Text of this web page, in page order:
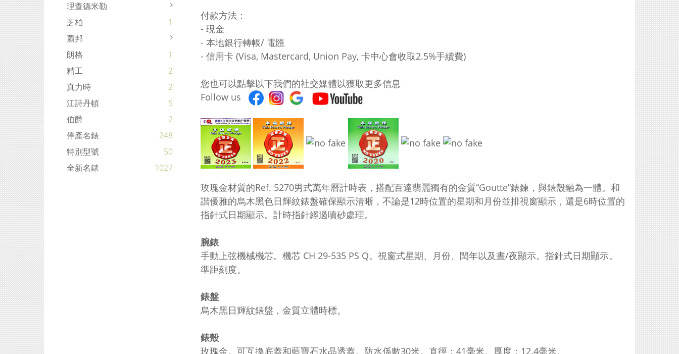
理查德米勒
芝柏
1
蕭邦
朗格
1
精工
2
真力時
2
江詩丹頓
5
伯爵
2
停產名錶
248
特別型號
50
全新名錶
1027
付款方法：
- 現金
- 本地銀行轉帳/ 電匯
- 信用卡 (Visa, Mastercard, Union Pay, 卡中心會收取2.5%手續費)
您也可以點擊以下我們的社交媒體以獲取更多信息
Follow us
玫瑰金材質的Ref. 5270男式萬年曆計時表，搭配百達翡麗獨有的金質“Goutte”錶鍊，與錶殼融為一體。和
諧優雅的烏木黑色日輝紋錶盤確保顯示清晰，不論是12時位置的星期和月份並排視窗顯示，還是6時位置的
指針式日期顯示。計時指針經過噴砂處理。
腕錶
手動上弦機械機芯。機芯 CH 29‑535 PS Q。視窗式星期、月份、閏年以及晝/夜顯示。指針式日期顯示。
準距刻度。
錶盤
烏木黑日輝紋錶盤，金質立體時標。
錶殼
玫瑰金。可互換底蓋和藍寶石水晶透蓋。防水係數30米。直徑：41毫米。厚度：12.4毫米。